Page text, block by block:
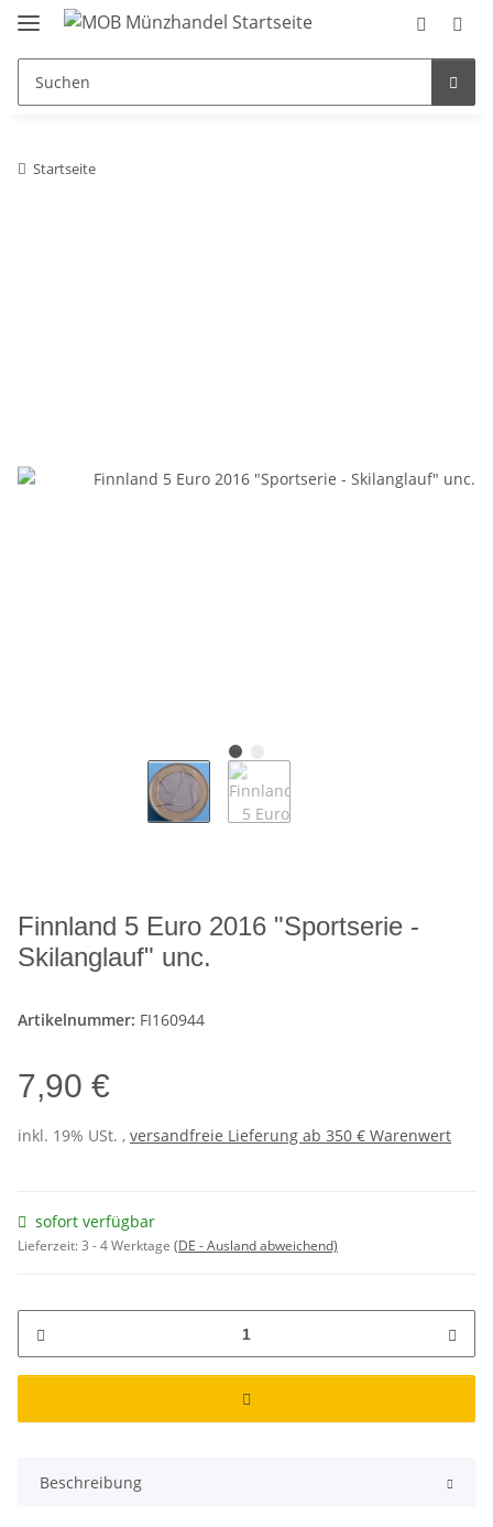
Startseite
Finnland 5 Euro 2016 "Sportserie -
Skilanglauf" unc.
Artikelnummer: FI160944
7,90 €
inkl. 19% USt. , versandfreie Lieferung ab 350 € Warenwert
sofort verfügbar
Lieferzeit:3 - 4 Werktage (DE - Ausland abweichend)
Beschreibung